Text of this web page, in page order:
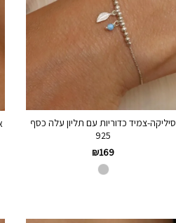
סיליקה-צמיד כדוריות עם תליון עלה כסף
925
₪169